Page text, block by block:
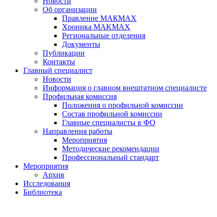
Об организации
Правление МАКМАХ
Хроника MAKMAX
Региональные отделения
Документы
Публикации
Контакты
Главный специалист
Новости
Информация о главном внештатном специалисте
Профильная комиссия
Положения о профильной комиссии
Состав профильной комиссии
Главные специалисты в ФО
Направления работы
Мероприятия
Методические рекомендации
Профессиональный стандарт
Мероприятия
Архив
Исследования
Библиотека